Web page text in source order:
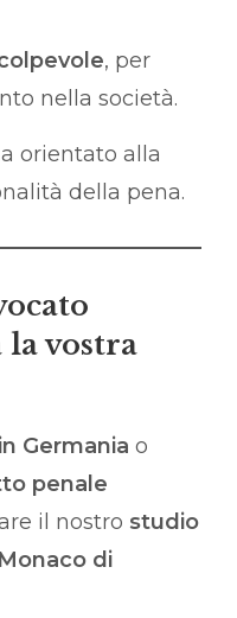
, per
nella società.
orientato alla
della pena.
la vostra
Germania o
penale
il nostro studio
di